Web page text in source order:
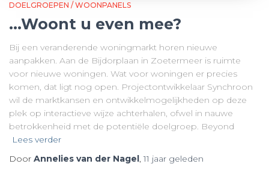
DOELGROEPEN / WOONPANELS
…Woont u even mee?
Bij een veranderende woningmarkt horen nieuwe
aanpakken. Aan de Bijdorplaan in Zoetermeer is ruimte
voor nieuwe woningen. Wat voor woningen er precies
komen, dat ligt nog open. Projectontwikkelaar Synchroon
wil de marktkansen en ontwikkelmogelijkheden op deze
plek op interactieve wijze achterhalen, ofwel in nauwe
betrokkenheid met de potentiële doelgroep. Beyond
Lees verder
Door Annelies van der Nagel ,11 jaar geleden